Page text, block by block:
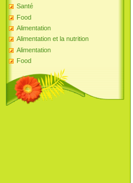
Santé
Food
Alimentation
Alimentation et la nutrition
Alimentation
Food